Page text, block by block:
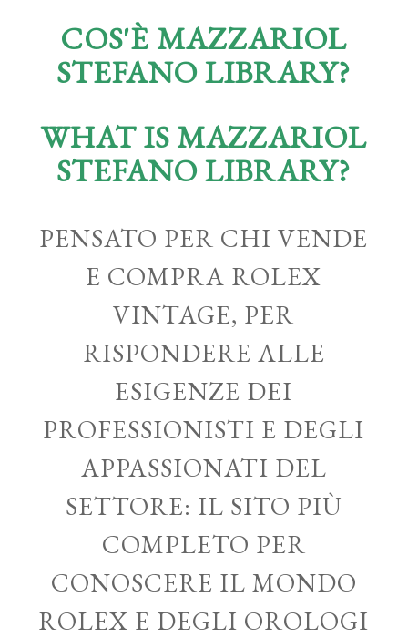
COS'È MAZZARIOL
STEFANO LIBRARY?
WHAT IS MAZZARIOL
STEFANO LIBRARY?
PENSATO PER CHI VENDE
E COMPRA ROLEX
VINTAGE, PER
RISPONDERE ALLE
ESIGENZE DEI
PROFESSIONISTI E DEGLI
APPASSIONATI DEL
SETTORE: IL SITO PIÙ
COMPLETO PER
CONOSCERE IL MONDO
ROLEX E DEGLI OROLOGI